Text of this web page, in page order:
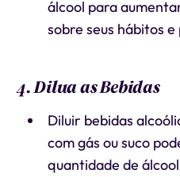
álcool para
sobre seus hábitos
4. Dilua as Bebidas
Diluir bebidas
com gás ou suco
quantidade de